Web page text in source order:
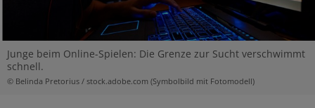
Junge beim Online-Spielen: Die Grenze zur Sucht verschwimmt
schnell.
© Belinda Pretorius / stock.adobe.com (Symbolbild mit Fotomodell)